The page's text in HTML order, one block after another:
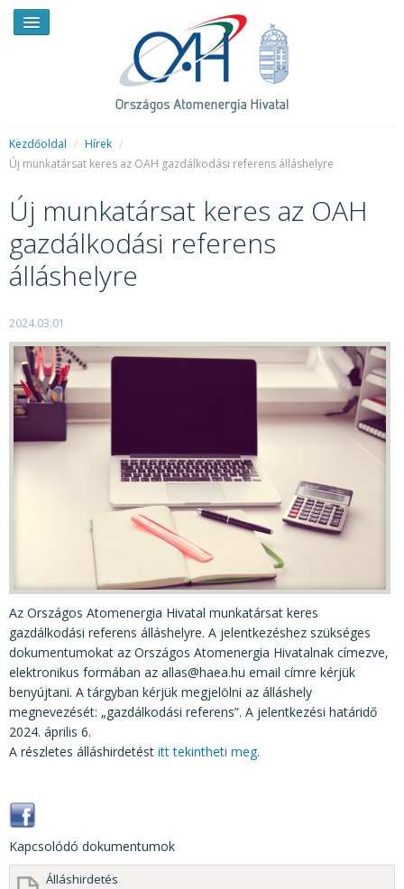
RENDKÍVÜLI HÍREK
SAJTÓSZOBA
HIRDETMÉNYEK
BEMUTATKOZÁS
FELADATOK
KÖZÉRDEKŰ ADATOK
JOGI SZABÁLYOZÁS, ÚTMUTATÓK
KIADVÁNYOK, JELENTÉSEK
NYOMTATVÁNYOK, SZOFTVEREK
E-ÜGYINTÉZÉS
Kezdőoldal / Hírek /
Új munkatársat keres az OAH gazdálkodási referens álláshelyre
Új munkatársat keres az OAH
gazdálkodási referens
álláshelyre
2024.03.01
Az Országos Atomenergia Hivatal munkatársat keres
gazdálkodási referens álláshelyre. A jelentkezéshez szükséges
dokumentumokat az Országos Atomenergia Hivatalnak címezve,
elektronikus formában az allas@haea.hu email címre kérjük
benyújtani. A tárgyban kérjük megjelölni az álláshely
megnevezését: „gazdálkodási referens”. A jelentkezési határidő
2024. április 6.
A részletes álláshirdetést itt tekintheti meg.
Kapcsolódó dokumentumok
Álláshirdetés